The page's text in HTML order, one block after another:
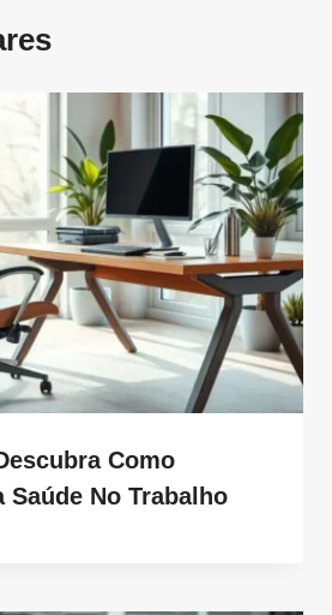
Como
Saúde No Trabalho